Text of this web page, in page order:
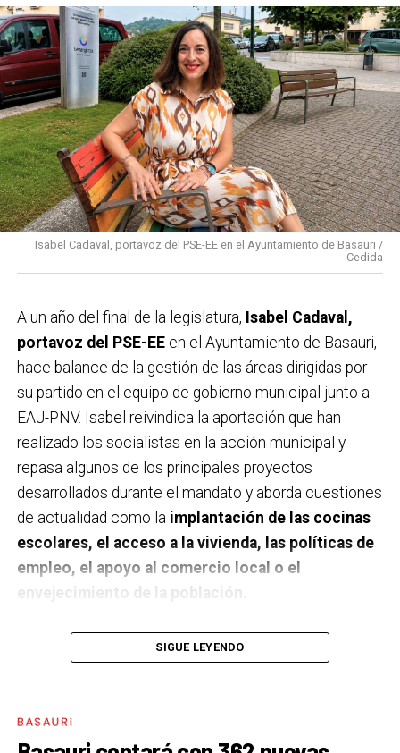
Isabel Cadaval, portavoz del PSE-EE en el Ayuntamiento de Basauri /
Cedida
A un año del final de la legislatura, Isabel Cadaval,
portavoz del PSE-EEen el Ayuntamiento de Basauri,
hace balance de la gestión de las áreas dirigidas por
su partido en el equipo de gobierno municipal junto a
EAJ-PNV. Isabel reivindica la aportación que han
realizado los socialistas en la acción municipal y
repasa algunos de los principales proyectos
desarrollados durante el mandato y aborda cuestiones
de actualidad como la implantación de las cocinas
escolares, el acceso a la vivienda, las políticas de
empleo, el apoyo al comercio local o el
envejecimiento de la población.
A un año de acabar la legislatura, ¿qué balance
haces de la gestión del PSE en tus áreas dentro
del equipo de gobierno y qué proyectos
SIGUE LEYENDO
BASAURI